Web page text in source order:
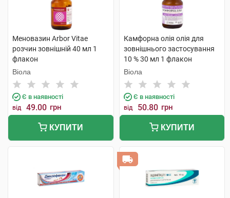
Меновазин Arbor Vitae
розчин зовнішній 40 мл 1
флакон
Віола
Є в наявності
від 49.00 грн
КУПИТИ
Камфорна олія олія для
зовнішнього застосування
10 % 30 мл 1 флакон
Віола
Є в наявності
від 50.80 грн
КУПИТИ